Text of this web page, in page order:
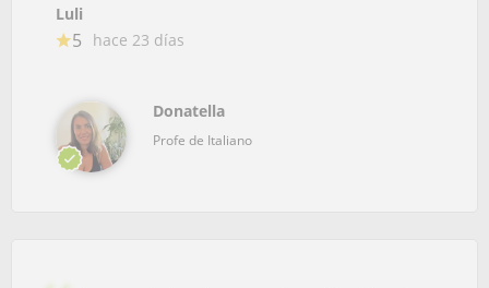
Luli
5 hace 23 días
Donatella
Profe de Italiano